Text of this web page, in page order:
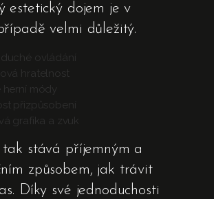
estetický dojem je v
velmi důležitý.
ovládání
hratelnost
módy
přizpůsobení
grafika a zvuk
stává příjemným a
způsobem, jak trávit
Díky své jednoduchosti